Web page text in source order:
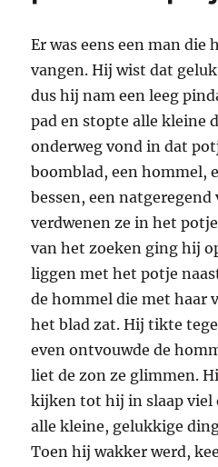
Er was eens een man die
vangen. Hij wist dat
dus hij nam een leeg
pad en stopte alle kleine
onderweg vond in dat
boomblad, een hommel,
bessen, een
verdwenen ze in het
van het zoeken ging hij
liggen met het potje
de hommel die met haar
het blad zat. Hij tikte
even ontvouwde de
liet de zon ze glimmen.
kijken tot hij in slaap viel
alle kleine, gelukkige
Toen hij wakker werd,